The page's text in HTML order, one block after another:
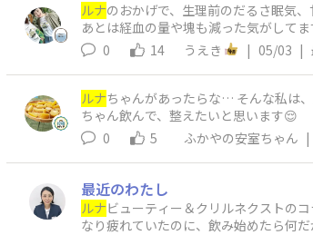
ルナのおかげで、生理前のだるさ眠気
あとは経血の量や塊も減った気がして
0
14 うえき | 05/03 |
ルナちゃんがあったらな… そんな私は
ちゃん飲んで、整えたいと思います😌
0
5 ふかやの安室ちゃん |
最近のわたし
ルナビューティー＆クリルネクストの
なり疲れていたのに、飲み始めたら何